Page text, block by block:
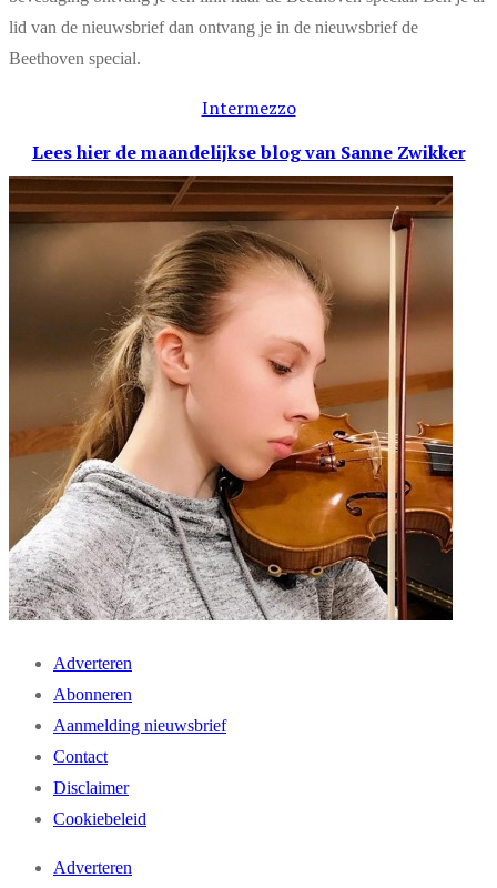
lid van de nieuwsbrief dan ontvang je in de nieuwsbrief de
Beethoven special.
Intermezzo
Lees hier de maandelijkse blogvan Sanne Zwikker
Adverteren
Abonneren
Aanmelding nieuwsbrief
Contact
Disclaimer
Cookiebeleid
Adverteren